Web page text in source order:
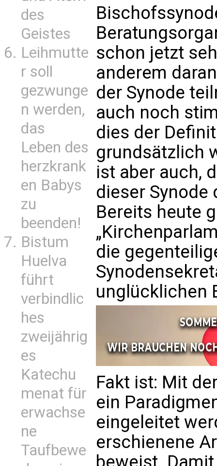
des
Geistes
Leihmutte
r soll
gezwunge
n werden,
das
Leben des
herzkrank
en Babys
zu
beenden!
Bistum
Huelva
führt
verbindlic
hes
zweijährig
es
Katechu
menat für
erwachse
ne
Taufbewe
schon jetzt
anderem
der Synode
auch noch
dies der
grundsätzlich
ist aber auch,
dieser
Bereits heute
die
unglücklichen
Fakt ist: Mit
ein
eingeleitet
erschienene